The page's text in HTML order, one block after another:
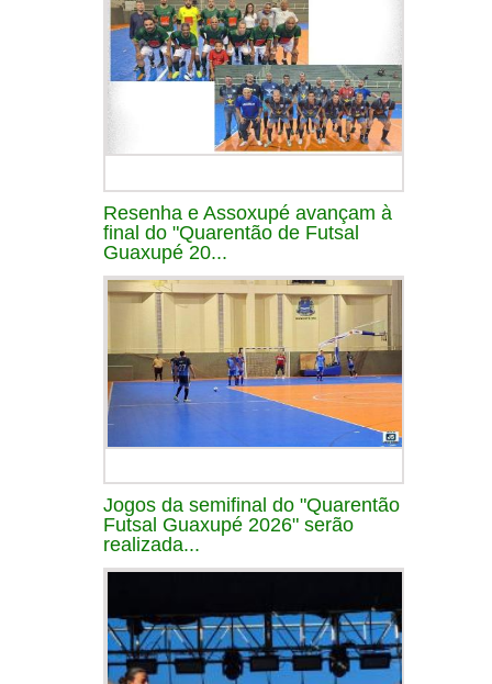
Resenha e Assoxupé avançam à
final do "Quarentão de Futsal
Guaxupé 20...
Jogos da semifinal do "Quarentão
Futsal Guaxupé 2026" serão
realizada...